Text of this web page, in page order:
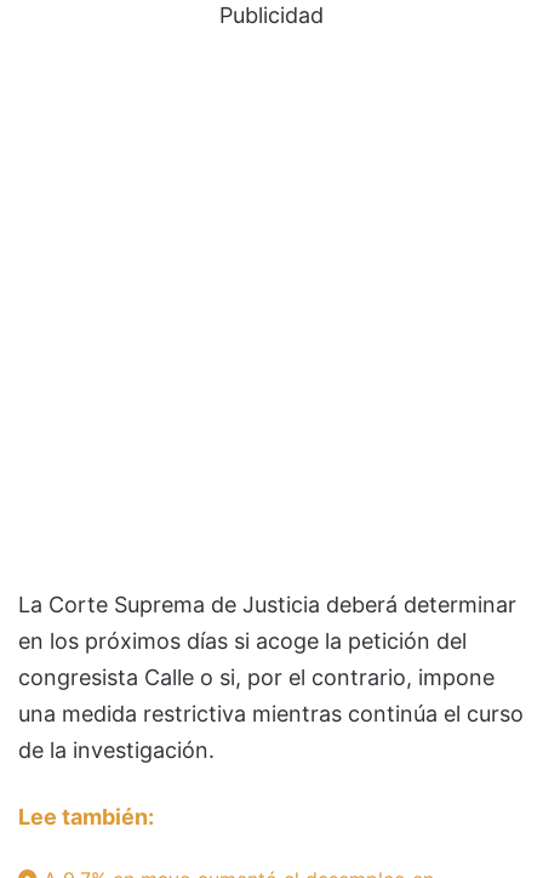
Publicidad
La Corte Suprema de Justicia deberá determinar
en los próximos días si acoge la petición del
congresista Calle o si, por el contrario, impone
una medida restrictiva mientras continúa el curso
de la investigación.
Lee también: